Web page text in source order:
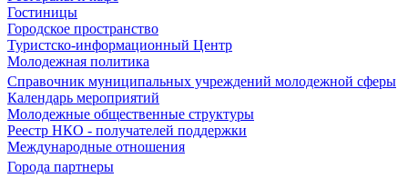
Гостиницы
Городское пространство
Туристско-информационный Центр
Молодежная политика
Справочник муниципальных учреждений молодежной сферы
Календарь мероприятий
Молодежные общественные структуры
Реестр НКО - получателей поддержки
Международные отношения
Города партнеры